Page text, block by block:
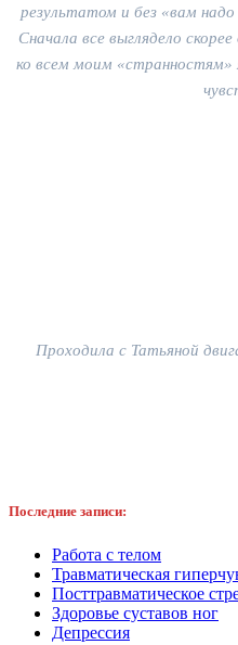
результатом и без «вам
Сначала все выглядело
ко всем моим «странностям»
Проходила с Татьяной
Последние записи:
Работа с телом
Травматическая
Посттравматическое
Здоровье суставов ног
Депрессия